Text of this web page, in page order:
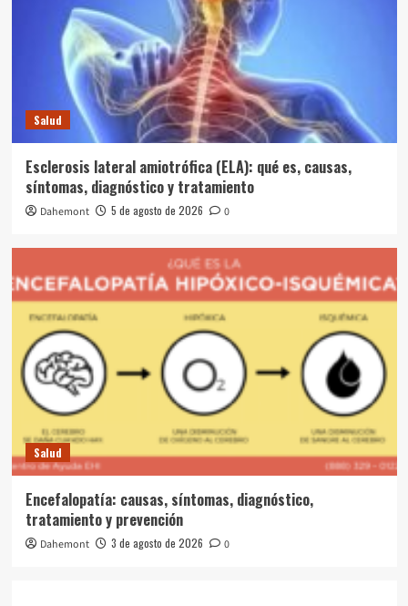
Salud
Esclerosis lateral amiotrófica (ELA): qué es, causas,
síntomas, diagnóstico y tratamiento
Dahemont 5 de agosto de 2026 0
Salud
Encefalopatía: causas, síntomas, diagnóstico,
tratamiento y prevención
Dahemont 3 de agosto de 2026 0